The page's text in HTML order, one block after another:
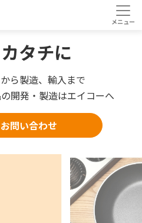
タチに
ら製造、輸入まで
開発・製造はエイコーへ
問い合わせ
タチに
ら製造、輸入まで
開発・製造はエイコーへ
問い合わせ
タチに
ら製造、輸入まで
開発・製造はエイコーへ
問い合わせ
タチに
ら製造、輸入まで
開発・製造はエイコーへ
問い合わせ
タチに
ら製造、輸入まで
開発・製造はエイコーへ
問い合わせ
タチに
ら製造、輸入まで
開発・製造はエイコーへ
問い合わせ
タチに
ら製造、輸入まで
開発・製造はエイコーへ
問い合わせ